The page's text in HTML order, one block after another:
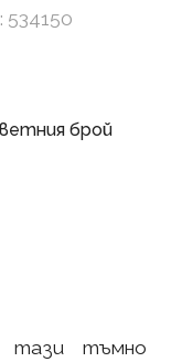
брой
тази тъмно